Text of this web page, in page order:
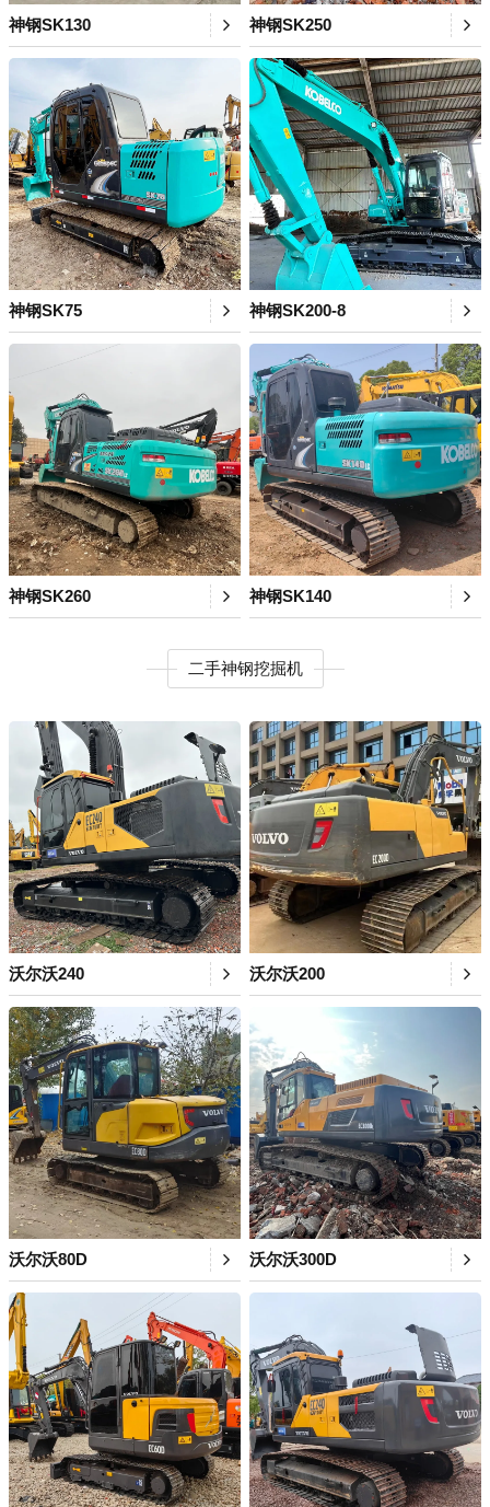
神钢SK130 神钢SK250
神钢SK75 神钢SK200-8
神钢SK260 神钢SK140
二手神钢挖掘机
沃尔沃240 沃尔沃200
沃尔沃80D 沃尔沃300D